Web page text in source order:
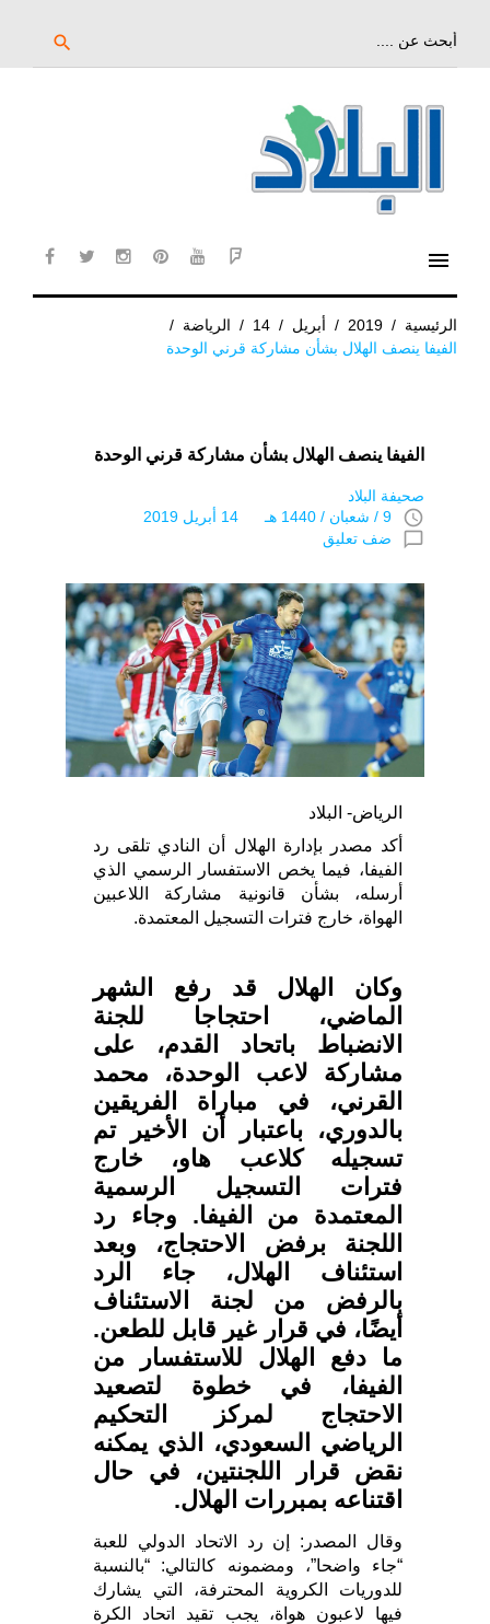
search
menu
الرئيسية /
2019
/ أبريل /
14
/ الرياضة /
الفيفا ينصف الهلال بشأن مشاركة قرني الوحدة
الفيفا ينصف الهلال بشأن مشاركة قرني الوحدة
صحيفة البلاد
access_time 9 / شعبان / 1440 هـ 14 أبريل 2019
chat_bubble_outline ضف تعليق
الرياض- البلاد
أكد مصدر بإدارة الهلال أن النادي تلقى رد
الفيفا، فيما يخص الاستفسار الرسمي الذي
أرسله، بشأن قانونية مشاركة اللاعبين
الهواة، خارج فترات التسجيل المعتمدة.
وكان الهلال قد رفع الشهر
الماضي، احتجاجا للجنة
الانضباط باتحاد القدم، على
مشاركة لاعب الوحدة، محمد
القرني، في مباراة الفريقين
بالدوري، باعتبار أن الأخير تم
تسجيله كلاعب هاو، خارج
فترات التسجيل الرسمية
المعتمدة من الفيفا. وجاء رد
اللجنة برفض الاحتجاج، وبعد
استئناف الهلال، جاء الرد
بالرفض من لجنة الاستئناف
أيضًا، في قرار غير قابل للطعن.
ما دفع الهلال للاستفسار من
الفيفا، في خطوة لتصعيد
الاحتجاج لمركز التحكيم
الرياضي السعودي، الذي يمكنه
نقض قرار اللجنتين، في حال
اقتناعه بمبررات الهلال.
وقال المصدر: إن رد الاتحاد الدولي للعبة
“جاء واضحا”، ومضمونه كالتالي: “بالنسبة
للدوريات الكروية المحترفة، التي يشارك
فيها لاعبون هواة، يجب تقيد اتحاد الكرة